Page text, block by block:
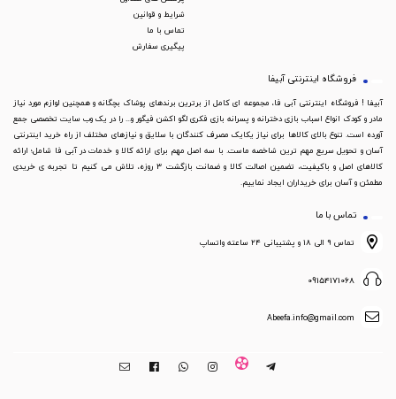
شرایط و قوانین
تماس با ما
پیگیری سفارش
فروشگاه اینترنتی آبیفا
آبیفا ! فروشگاه اینترنتی آبی فا، مجموعه ای کامل از برترین برندهای پوشاک بچگانه و همچنین لوازم مورد نیاز
مادر و کودک انواع اسباب بازی دخترانه و پسرانه بازی فکری لگو اکشن فیگور و... را در یک وب سایت تخصصی جمع
آورده است. تنوع بالای کالاها برای نیاز یکایک مصرف کنندگان با سلایق و نیازهای مختلف از راه خرید اینترنتی
آسان و تحویل سریع مهم ترین شاخصه ماست. با سه اصل مهم برای ارائه کالا و خدمات در آبی فا شامل؛ ارائه
کالاهای اصل و باکیفیت، تضمین اصالت کالا و ضمانت بازگشت 3 روزه، تلاش می کنیم تا تجربه ی خریدی
مطمئن و آسان برای خریداران ایجاد نماییم.
تماس با ما
تماس ۹ الی ۱۸ و پشتیبانی ۲۴ ساعته واتساپ
09154171068
Abeefa.info@gmail.com